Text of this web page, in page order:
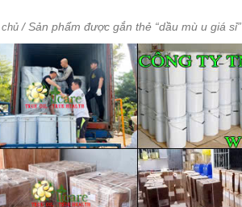
chủ / Sản phẩm được gắn thẻ “dầu mù u giá sỉ”